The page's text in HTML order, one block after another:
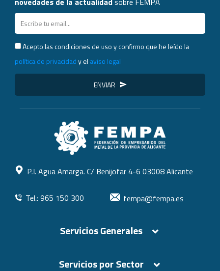
Acepto las condiciones de uso y confirmo que he leído la
política de privacidady el aviso legal
ENVIAR
P.I. Agua Amarga. C/ Benijofar 4-6 03008 Alicante
Tel.: 965 150 300 fempa@fempa.es
Servicios Generales
Servicios por Sector